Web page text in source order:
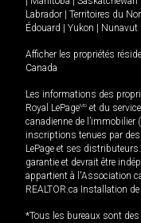
Labrador
Territoires du
Édouard
Yukon Nunavut
Afficher les propriétés
Canada
Les informations des
Royal LePageMD et du
canadienne de l’immobilier
inscriptions tenues par des
LePage et ses
garantie et devrait être
appartient à l'Association
REALTOR.ca Installation
*Tous les bureaux sont